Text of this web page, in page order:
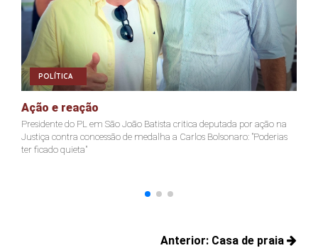
POLÍTICA
Ação e reação
Presidente do PL em São João Batista critica deputada por ação na
Justiça contra concessão de medalha a Carlos Bolsonaro: "Poderias
ter ficado quieta"
Anterior: Casa de praia